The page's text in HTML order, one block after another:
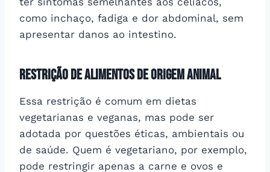
como inchaço, fadiga e dor abdominal, sem
apresentar danos ao intestino.
Restrição de Alimentos de Origem Animal
Essa restrição é comum em dietas
vegetarianas e veganas, mas pode ser
adotada por questões éticas, ambientais ou
de saúde. Quem é vegetariano, por exemplo,
pode restringir apenas a carne e ovos e